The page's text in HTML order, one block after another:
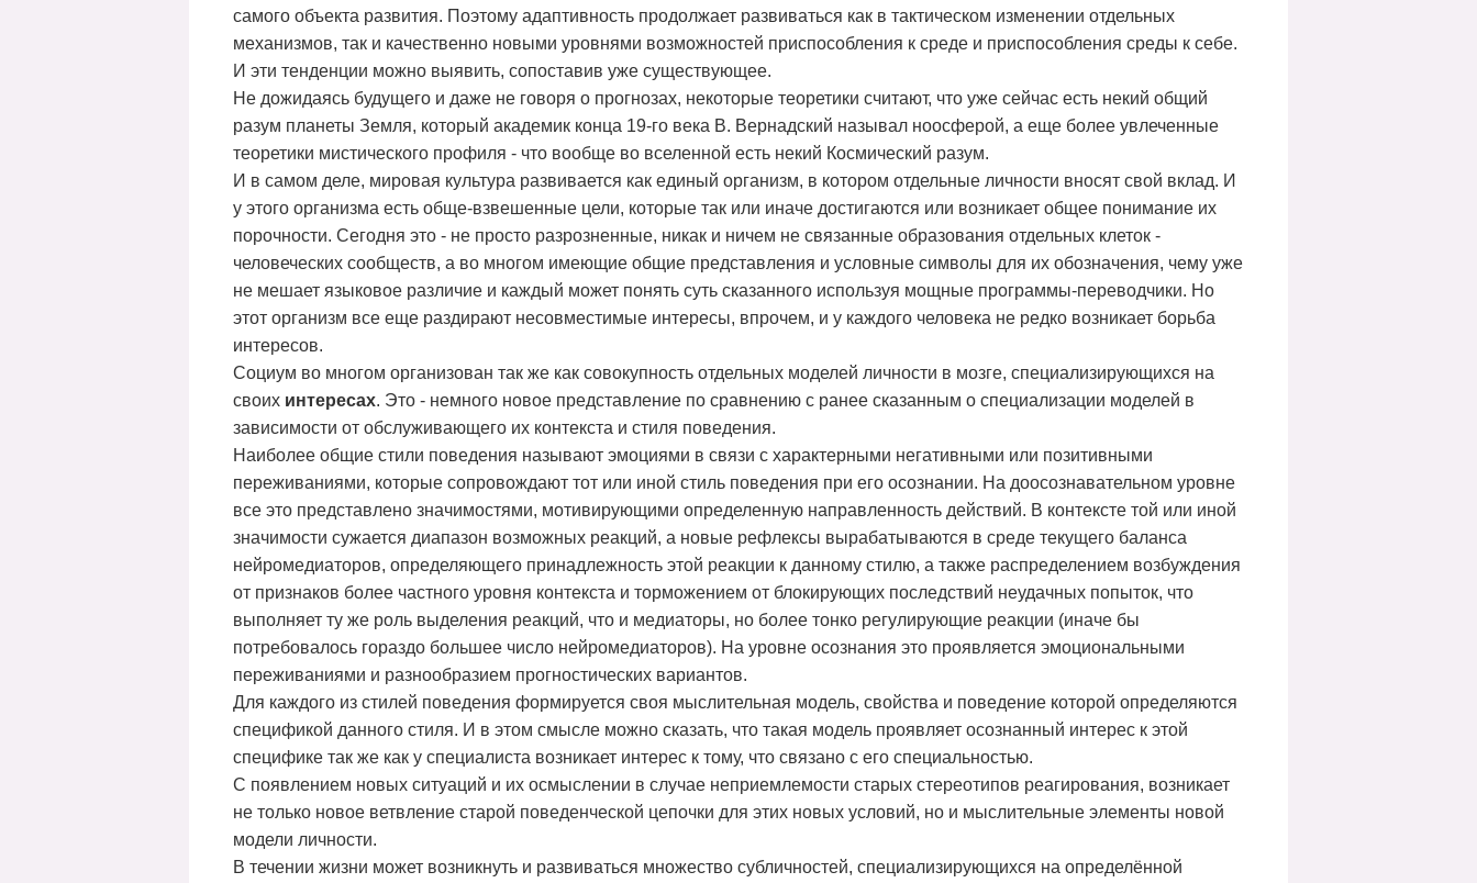
самого объекта развития. Поэтому адаптивность продолжает развиваться как в тактическом изменении отдельных
механизмов, так и качественно новыми уровнями возможностей приспособления к среде и приспособления среды к себе.
И эти тенденции можно выявить, сопоставив уже существующее.
Не дожидаясь будущего и даже не говоря о прогнозах, некоторые теоретики считают, что уже сейчас есть некий общий
разум планеты Земля, который академик конца 19-го века В. Вернадский называл ноосферой, а еще более увлеченные
теоретики мистического профиля - что вообще во вселенной есть некий Космический разум.
И в самом деле, мировая культура развивается как единый организм, в котором отдельные личности вносят свой вклад. И
у этого организма есть обще-взвешенные цели, которые так или иначе достигаются или возникает общее понимание их
порочности. Сегодня это - не просто разрозненные, никак и ничем не связанные образования отдельных клеток -
человеческих сообществ, а во многом имеющие общие представления и условные символы для их обозначения, чему уже
не мешает языковое различие и каждый может понять суть сказанного используя мощные программы-переводчики. Но
этот организм все еще раздирают несовместимые интересы, впрочем, и у каждого человека не редко возникает борьба
интересов.
Социум во многом организован так же как совокупность отдельных моделей личности в мозге, специализирующихся на
своих интересах. Это - немного новое представление по сравнению с ранее сказанным о специализации моделей в
зависимости от обслуживающего их контекста и стиля поведения.
Наиболее общие стили поведения называют эмоциями в связи с характерными негативными или позитивными
переживаниями, которые сопровождают тот или иной стиль поведения при его осознании. На доосознавательном уровне
все это представлено значимостями, мотивирующими определенную направленность действий. В контексте той или иной
значимости сужается диапазон возможных реакций, а новые рефлексы вырабатываются в среде текущего баланса
нейромедиаторов, определяющего принадлежность этой реакции к данному стилю, а также распределением возбуждения
от признаков более частного уровня контекста и торможением от блокирующих последствий неудачных попыток, что
выполняет ту же роль выделения реакций, что и медиаторы, но более тонко регулирующие реакции (иначе бы
потребовалось гораздо большее число нейромедиаторов). На уровне осознания это проявляется эмоциональными
переживаниями и разнообразием прогностических вариантов.
Для каждого из стилей поведения формируется своя мыслительная модель, свойства и поведение которой определяются
спецификой данного стиля. И в этом смысле можно сказать, что такая модель проявляет осознанный интерес к этой
специфике так же как у специалиста возникает интерес к тому, что связано с его специальностью.
С появлением новых ситуаций и их осмыслении в случае неприемлемости старых стереотипов реагирования, возникает
не только новое ветвление старой поведенческой цепочки для этих новых условий, но и мыслительные элементы новой
модели личности.
В течении жизни может возникнуть и развиваться множество субличностей, специализирующихся на определённой